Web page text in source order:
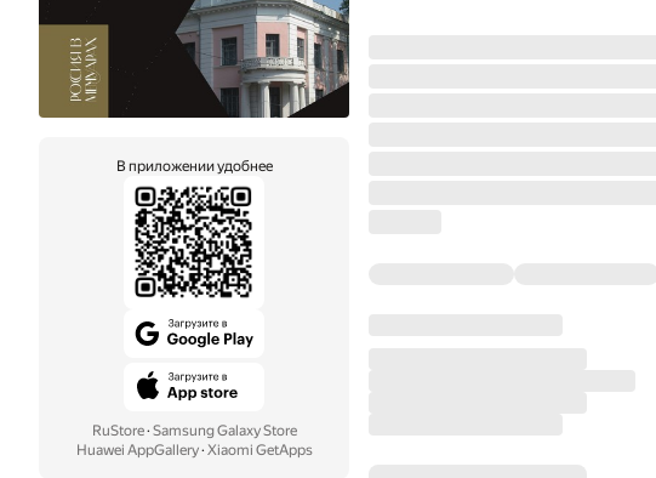
В приложении удобнее
RuStore· Samsung Galaxy Store
Huawei AppGallery· Xiaomi GetApps